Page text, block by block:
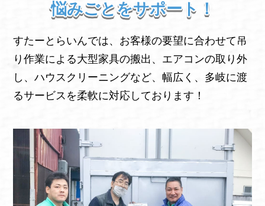
悩みごとをサポート！
すたーとらいんでは、お客様の要望に合わせて吊
り作業による大型家具の搬出、エアコンの取り外
し、ハウスクリーニングなど、幅広く、多岐に渡
るサービスを柔軟に対応しております！